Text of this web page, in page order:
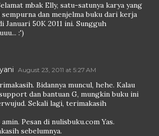
mbak Elly, satu-satunya karya yang
sempurna dan menjelma buku dari kerja
Januari 50K 2011 ini. Sungguh
:')
August 23, 2011 at 5:27 AM
Bidannya muncul, hehe. Kalau
dan bantuan G, mungkin buku ini
Sekali lagi, terimakasih
amin. Pesan di nulisbuku.com Yas.
sebelumnya.